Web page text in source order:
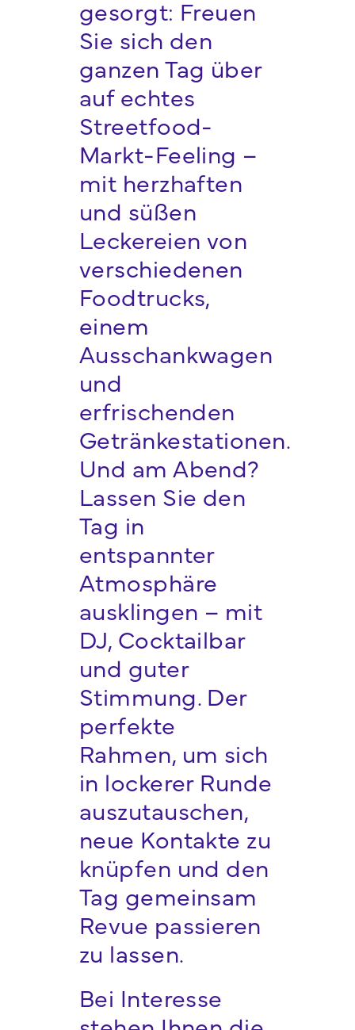
gesorgt: Freuen
Sie sich den
ganzen Tag über
auf echtes
Streetfood-
Markt-Feeling –
mit herzhaften
und süßen
Leckereien von
verschiedenen
Foodtrucks,
einem
Ausschankwagen
und
erfrischenden
Getränkestationen.
Und am Abend?
Lassen Sie den
Tag in
entspannter
Atmosphäre
ausklingen – mit
DJ, Cocktailbar
und guter
Stimmung. Der
perfekte
Rahmen, um sich
in lockerer Runde
auszutauschen,
neue Kontakte zu
knüpfen und den
Tag gemeinsam
Revue passieren
zu lassen.
Bei Interesse